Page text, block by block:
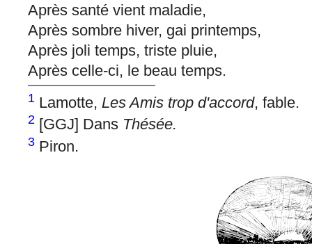
Après santé vient maladie,
Après sombre hiver, gai printemps,
Après joli temps, triste pluie,
Après celle-ci, le beau temps.
1 Lamotte, Les Amis trop d'accord, fable.
2 [GGJ] Dans Thésée.
3 Piron.